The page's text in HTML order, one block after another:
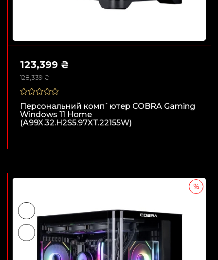
128,339 ₴
123,399 ₴
Персональний комп`ютер COBRA Gaming
Windows 11 Home
(A99X.32.H2S5.97XT.22155W)